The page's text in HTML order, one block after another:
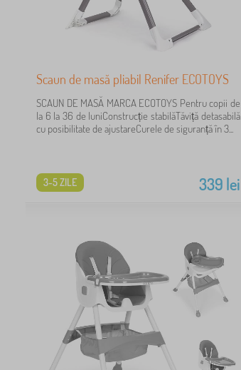
Scaun de masă pliabil Renifer ECOTOYS
SCAUN DE MASĂ MARCA ECOTOYS Pentru copii de
la 6 la 36 de luniConstrucție stabilăTăviță detasabilă
cu posibilitate de ajustareCurele de siguranță în 3...
339 lei
3-5 ZILE